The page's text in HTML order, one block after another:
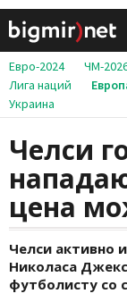
Евро-2024 ЧМ-
Лига наций
Украина
Челси
цена
Челси активно
Николаса
футболисту со